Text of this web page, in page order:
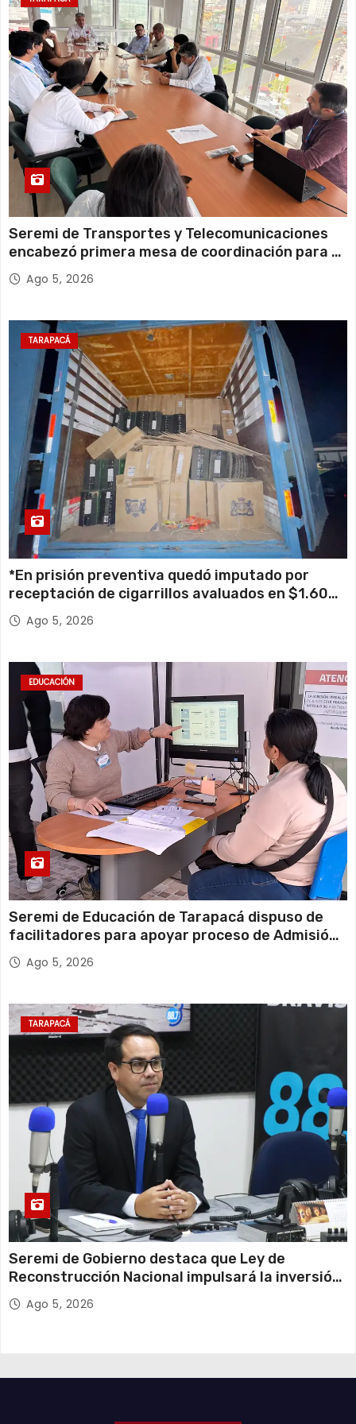
12 de agosto
Miércoles 21°C 18°C
Seremi de Transportes y Telecomunicaciones
encabezó primera mesa de coordinación para el
retiro de cables en desuso en Iquique
Ago 5, 2026
TARAPACÁ
*En prisión preventiva quedó imputado por
receptación de cigarrillos avaluados en $1.600
millones*
Ago 5, 2026
EDUCACIÓN
Seremi de Educación de Tarapacá dispuso de
facilitadores para apoyar proceso de Admisión
Escolar 2027
Ago 5, 2026
TARAPACÁ
Seremi de Gobierno destaca que Ley de
Reconstrucción Nacional impulsará la inversión
y el empleo en Tarapacá
Ago 5, 2026